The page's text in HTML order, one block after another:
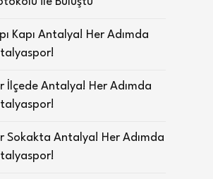
Kapı Antalya! Her Adımda
İlçede Antalya! Her Adımda
Sokakta Antalya! Her Adımda